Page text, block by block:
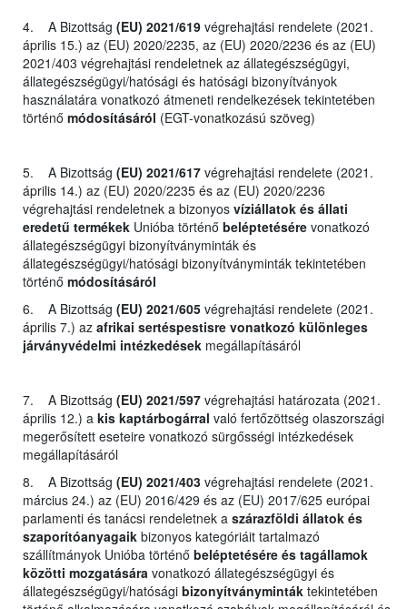
4. A Bizottság (EU) 2021/619 végrehajtási rendelete (2021.
április 15.) az (EU) 2020/2235, az (EU) 2020/2236 és az (EU)
2021/403 végrehajtási rendeletnek az állategészségügyi,
állategészségügyi/hatósági és hatósági bizonyítványok
használatára vonatkozó átmeneti rendelkezések tekintetében
történő módosításáról (EGT-vonatkozású szöveg)
5. A Bizottság (EU) 2021/617 végrehajtási rendelete (2021.
április 14.) az (EU) 2020/2235 és az (EU) 2020/2236
végrehajtási rendeletnek a bizonyos víziállatok és állati
eredetű termékek Unióba történő beléptetésére vonatkozó
állategészségügyi bizonyítványminták és
állategészségügyi/hatósági bizonyítványminták tekintetében
történő módosításáról
6. A Bizottság (EU) 2021/605 végrehajtási rendelete (2021.
április 7.) az afrikai sertéspestisre vonatkozó különleges
járványvédelmi intézkedések megállapításáról
7. A Bizottság (EU) 2021/597 végrehajtási határozata (2021.
április 12.) a kis kaptárbogárral való fertőzöttség olaszországi
megerősített eseteire vonatkozó sürgősségi intézkedések
megállapításáról
8. A Bizottság (EU) 2021/403 végrehajtási rendelete (2021.
március 24.) az (EU) 2016/429 és az (EU) 2017/625 európai
parlamenti és tanácsi rendeletnek a szárazföldi állatok és
szaporítóanyagaik bizonyos kategóriáit tartalmazó
szállítmányok Unióba történő beléptetésére és tagállamok
közötti mozgatására vonatkozó állategészségügyi és
állategészségügyi/hatósági bizonyítványminták tekintetében